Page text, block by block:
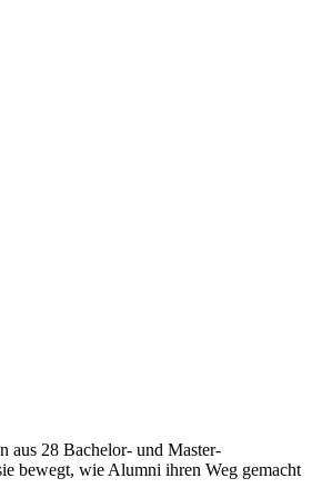
aus 28 Bachelor- und Master-
bewegt, wie Alumni ihren Weg gemacht